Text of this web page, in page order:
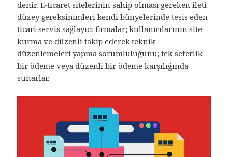
denir. E-ticaret sitelerinin sahip olması gereken ileti
düzey gereksinimleri kendi bünyelerinde tesis eden
ticari servis sağlayıcı firmalar; kullanıcılarının site
kurma ve düzenli takip ederek teknik
düzenlemeleri yapma sorumluluğunu; tek seferlik
bir ödeme veya düzenli bir ödeme karşılığında
sunarlar.